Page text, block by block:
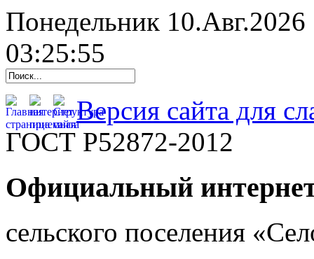
Понедельник 10.Авг.2026
03:25:56
Версия сайта для
ГОСТ Р52872-2012
Официальный
cельского поселения